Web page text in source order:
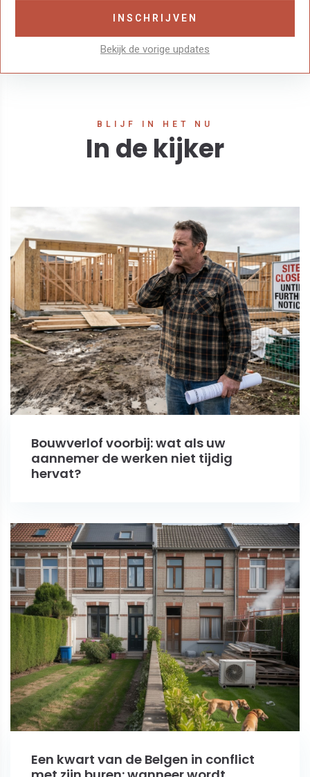
Bekijk de vorige updates
BLIJF IN HET NU
In de kijker
Bouwverlof voorbij: wat als uw
aannemer de werken niet tijdig
hervat?
Een kwart van de Belgen in conflict